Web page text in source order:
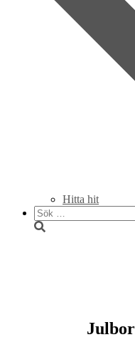
Hitta hit
Sök
efter: